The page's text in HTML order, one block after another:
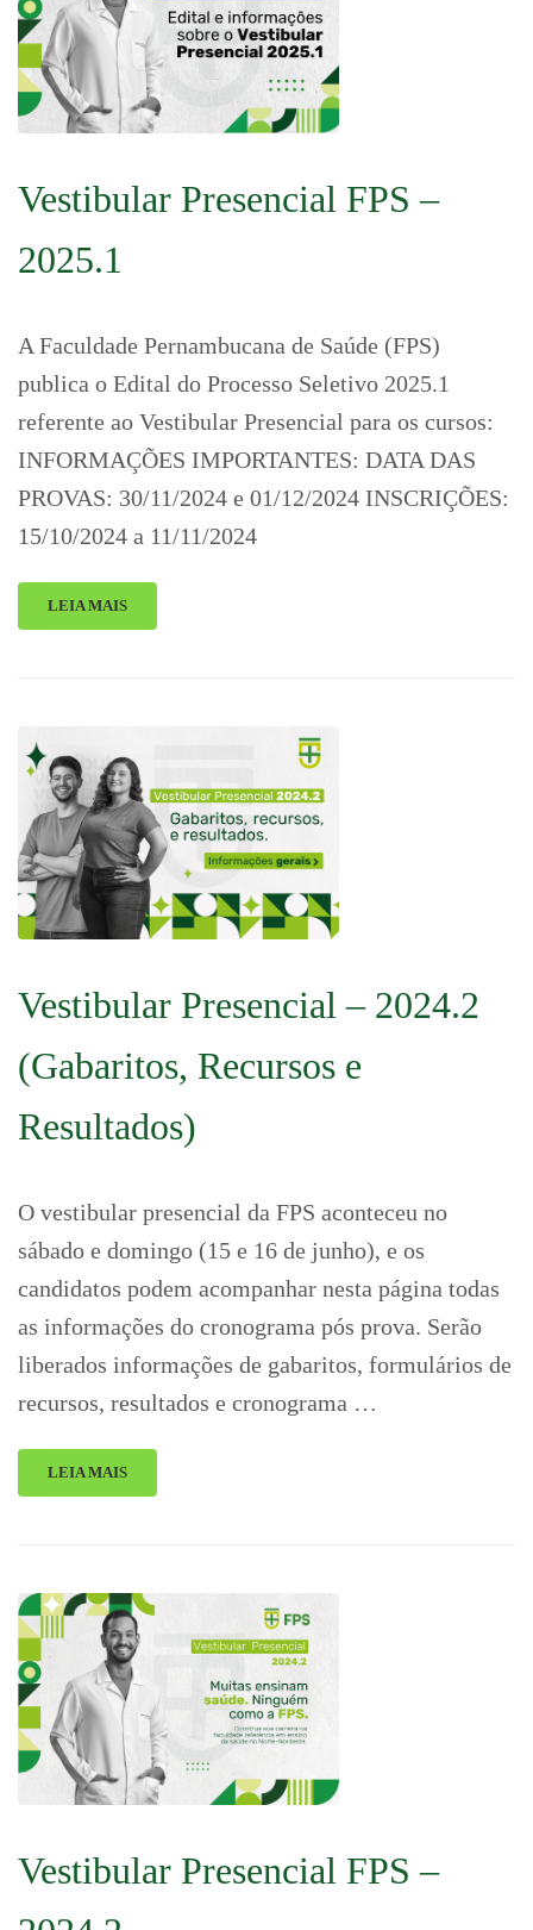
Vestibular Presencial FPS –
2025.1
A Faculdade Pernambucana de Saúde (FPS)
publica o Edital do Processo Seletivo 2025.1
referente ao Vestibular Presencial para os cursos:
INFORMAÇÕES IMPORTANTES: DATA DAS
PROVAS: 30/11/2024 e 01/12/2024 INSCRIÇÕES:
15/10/2024 a 11/11/2024
LEIA MAIS
Vestibular Presencial – 2024.2
(Gabaritos, Recursos e
Resultados)
O vestibular presencial da FPS aconteceu no
sábado e domingo (15 e 16 de junho), e os
candidatos podem acompanhar nesta página todas
as informações do cronograma pós prova. Serão
liberados informações de gabaritos, formulários de
recursos, resultados e cronograma …
LEIA MAIS
Vestibular Presencial FPS –